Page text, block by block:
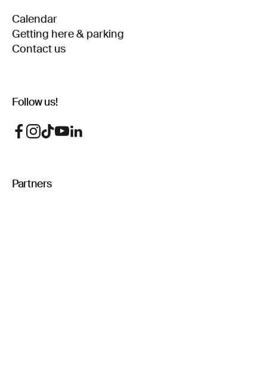
Calendar
Getting here & parking
Contact us
Follow us!
Partners